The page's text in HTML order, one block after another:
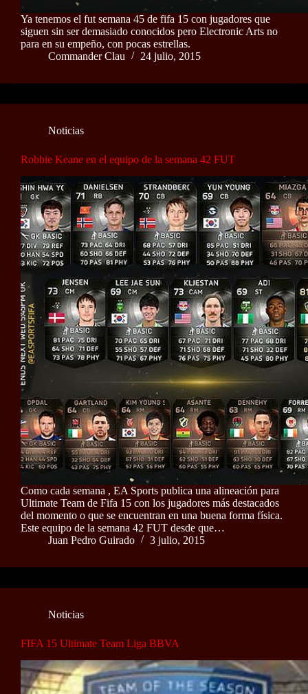
Ya tenemos el fut semana 45 de fifa 15 con jugadores que
siguen sin ser demasiado conocidos pero Electronic Arts no
para en su empeño, con pocas estrellas.
Commander Clau
24 julio, 2015
Noticias
Robbie Keane en el equipo de la semana 42 FUT
Como cada semana , EA Sports publica una alineación para
Ultimate Team de Fifa 15 con los jugadores más destacados
del momento o que se encuentran en una buena forma física.
Este equipo de la semana 42 FUT desde que…
Juan Pedro Guirado
3 julio, 2015
Noticias
FIFA 15 Ultimate Team Liga BBVA